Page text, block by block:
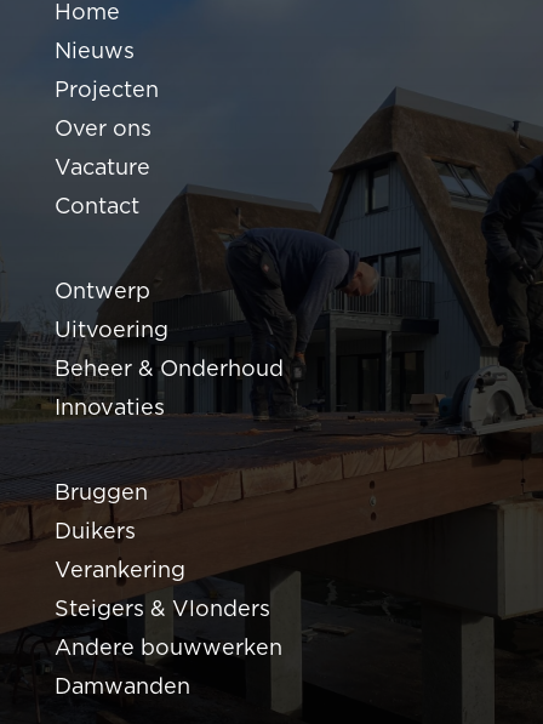
Home
Nieuws
Projecten
Over ons
Vacature
Contact
Ontwerp
Uitvoering
Beheer & Onderhoud
Innovaties
Bruggen
Duikers
Verankering
Steigers & Vlonders
Andere bouwwerken
Damwanden